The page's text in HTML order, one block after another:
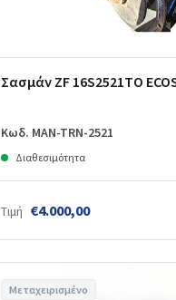
Σασμάν ZF 16S2521TO
Κωδ. MAN-TRN-2521
Διαθεσιμότητα
Τιμή €4.000,00
Μεταχειρισμένο